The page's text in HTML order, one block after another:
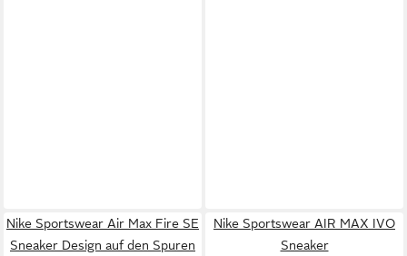
Nike Sportswear Air Max Fire SE
Sneaker Design auf den Spuren
Nike Sportswear AIR MAX IVO
Sneaker